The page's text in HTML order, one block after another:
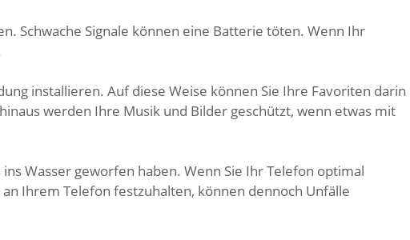
Schwache Signale können eine Batterie töten. Wenn Ihr
installieren. Auf diese Weise können Sie Ihre Favoriten darin
werden Ihre Musik und Bilder geschützt, wenn etwas mit
Wasser geworfen haben. Wenn Sie Ihr Telefon optimal
Ihrem Telefon festzuhalten, können dennoch Unfälle